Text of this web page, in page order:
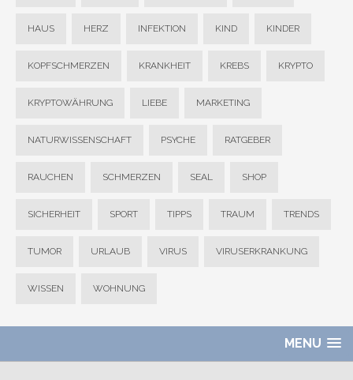
HAUS HERZ INFEKTION KIND KINDER
KOPFSCHMERZEN KRANKHEIT KREBS KRYPTO
KRYPTOWÄHRUNG LIEBE MARKETING
NATURWISSENSCHAFT PSYCHE RATGEBER
RAUCHEN SCHMERZEN SEAL SHOP
SICHERHEIT SPORT TIPPS TRAUM TRENDS
TUMOR URLAUB VIRUS VIRUSERKRANKUNG
WISSEN WOHNUNG
MENU